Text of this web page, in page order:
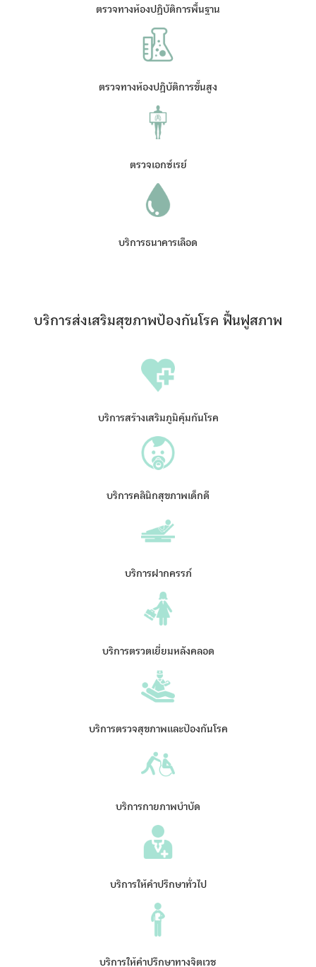
ตรวจทางห้องปฏิบัติการพื้นฐาน
ตรวจทางห้องปฏิบัติการขั้นสูง
ตรวจเอกซ์เรย์
บริการธนาคารเลือด
บริการส่งเสริมสุขภาพป้องกันโรค ฟื้นฟูสภาพ
บริการสร้างเสริมภูมิคุ้มกันโรค
บริการคลินิกสุขภาพเด็กดี
บริการฝากครรภ์
บริการตรวตเยี่ยมหลังคลอด
บริการตรวจสุขภาพและป้องกันโรค
บริการกายภาพบำบัด
บริการให้คำปรึกษาทั่วไป
บริการให้คำปรึกษาทางจิตเวช